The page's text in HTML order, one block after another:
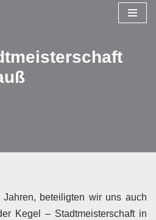
beteiligten wir uns auch
Kegel – Stadtmeisterschaft in